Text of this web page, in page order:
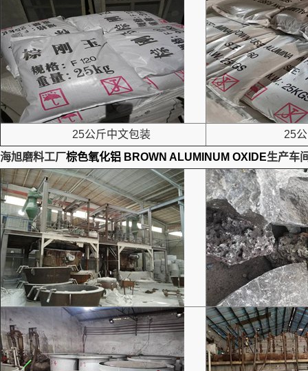
25公斤中文包装
25公
海旭磨料工厂棕色氧化铝 BROWN ALUMINUM OXIDE生产车